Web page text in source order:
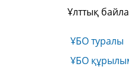
Ұлттық
ҰБО туралы
ҰБО